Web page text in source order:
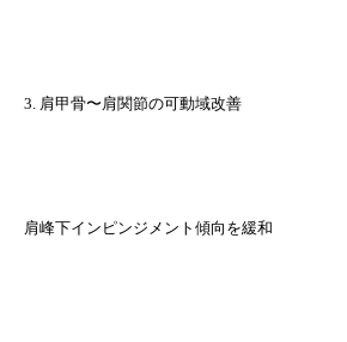
3. 肩甲骨〜肩関節の可動域改善
肩峰下インピンジメント傾向を緩和